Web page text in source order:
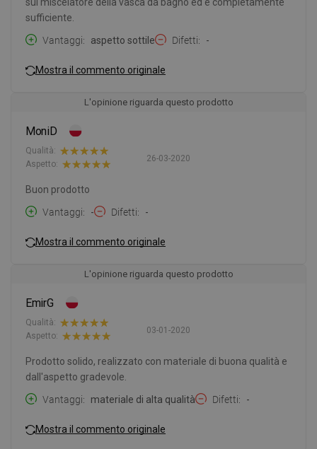
sufficiente.
Vantaggi
aspetto sottile Difetti -
Mostra il commento originale
L'opinione riguarda questo prodotto
MoniD
26-03-2020
Qualità:
Aspetto:
Buon prodotto
Vantaggi
- Difetti -
Mostra il commento originale
L'opinione riguarda questo prodotto
EmirG
03-01-2020
Qualità:
Aspetto:
Prodotto solido, realizzato con materiale di buona qualità e
dall'aspetto gradevole.
Vantaggi
materiale di alta qualità Difetti -
Mostra il commento originale